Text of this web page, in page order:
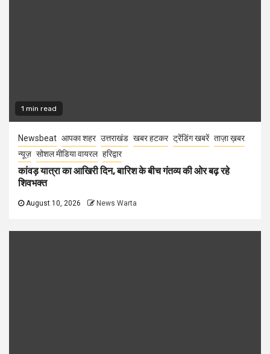
1 min read
Newsbeat आपका शहर उत्तराखंड खबर हटकर ट्रेंडिंग खबरें ताज़ा ख़बर
न्यूज़ सोशल मीडिया वायरल हरिद्वार
कांवड़ यात्रा का आखिरी दिन, बारिश के बीच गंतव्य की ओर बढ़ रहे
शिवभक्त
August 10, 2026 News Warta